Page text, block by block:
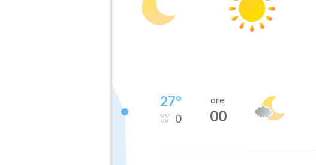
27°
0
ore
00